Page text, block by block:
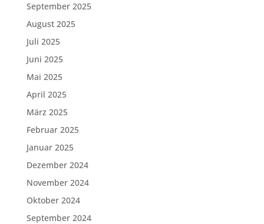
September 2025
August 2025
Juli 2025
Juni 2025
Mai 2025
April 2025
März 2025
Februar 2025
Januar 2025
Dezember 2024
November 2024
Oktober 2024
September 2024